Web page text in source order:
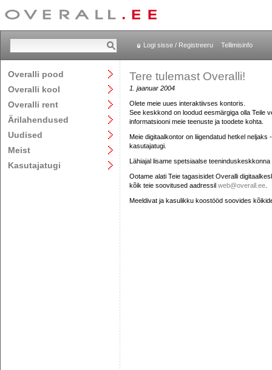
Logi sisse / Registreeru Tellimisinfo
Overalli pood
Overalli kool
Overalli rent
Ärilahendused
Uudised
Meist
Kasutajatugi
Tere tulemast Overalli!
1. jaanuar 2004
Olete meie uues interaktiivses kontoris.
See keskkond on loodud eesmärgiga olla Teile
informatsiooni meie teenuste ja toodete kohta.
Meie digitaalkontor on liigendatud hetkel neljaks
kasutajatugi.
Lähiajal lisame spetsiaalse
Ootame alati Teie tagasisidet Overalli
kõik teie soovitused aadressil web@overall.ee
Meeldivat ja kasulikku koostööd soovides